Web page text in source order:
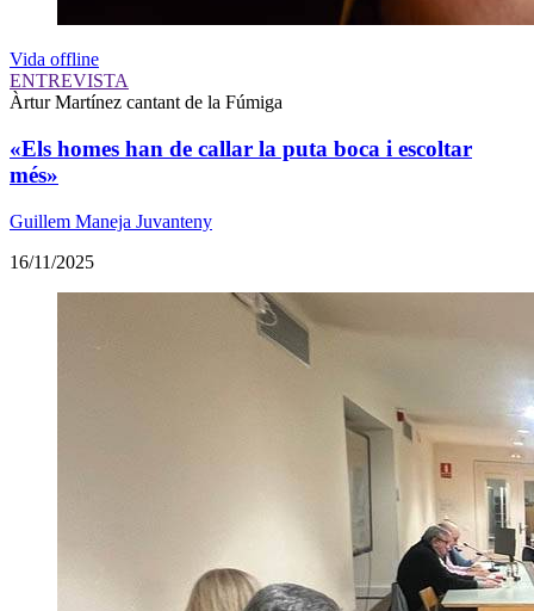
Vida offline
ENTREVISTA
Àrtur Martínez cantant de la Fúmiga
«Els homes han de callar la puta boca i escoltar
més»
Guillem Maneja Juvanteny
16/11/2025